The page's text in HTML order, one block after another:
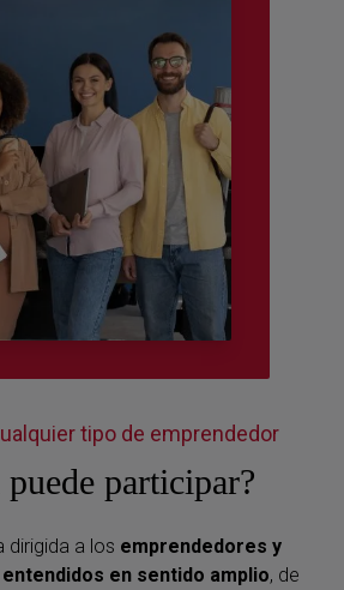
tipo de emprendedor
puede participar?
dirigida a los emprendedores y
en sentido amplio, de